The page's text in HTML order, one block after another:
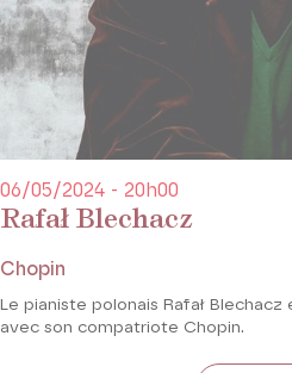
Rafał Blechacz
06/05/2024 - 20h00
Chopin
Le pianiste polonais Rafał
avec son compatriote Chopin.